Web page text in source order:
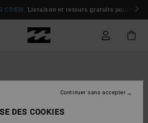
CREW Livraison et retours gratuits pour les
DES COOKIES
Continuer sans accepter